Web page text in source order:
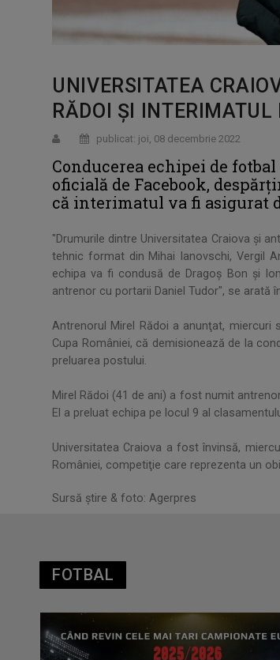
UNIVERSITATEA
RĂDOI ŞI
publicat: joi, 08 decembrie 2022
Conducerea echipei de
oficială de Facebook,
că interimatul va fi asigurat
"Drumurile dintre Universitatea Craiova şi
tehnic format din Mihai Ianovschi, Vergil
echipa va fi condusă de Dragoş Bon şi
antrenor cu portarii Daniel Tudor", se arată
Antrenorul Mirel Rădoi a anunţat, miercuri
Cupa României, că demisionează de la
preluarea postului.
Mirel Rădoi (41 de ani) a fost numit
El a preluat echipa pe locul 9 al
Universitatea Craiova a fost învinsă,
României, competiţie care reprezenta un
Sursă știre & foto: Agerpres
FOTBAL